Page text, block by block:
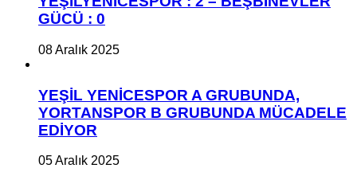
GÜCÜ : 0
08 Aralık 2025
YEŞİL YENİCESPOR A GRUBUNDA,
YORTANSPOR B GRUBUNDA MÜCADELE
EDİYOR
05 Aralık 2025